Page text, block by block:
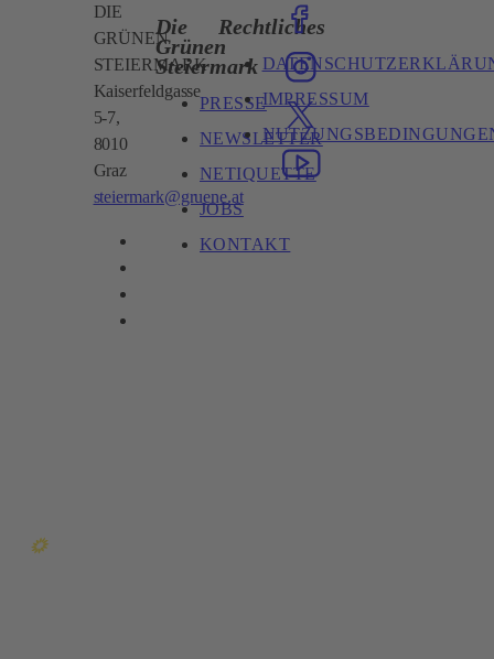
DIE
GRÜNEN
STEIERMARK
Kaiserfeldgasse
5-7,
8010
Graz
steiermark@gruene.at
Die
Grünen
Steiermark
PRESSE
NEWSLETTER
NETIQUETTE
JOBS
KONTAKT
Rechtliches
IMPRESSUM